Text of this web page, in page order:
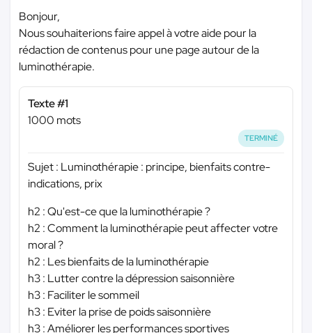
Bonjour,
Nous souhaiterions faire appel à votre aide pour la
rédaction de contenus pour une page autour de la
luminothérapie.
Texte #1
1000 mots
TERMINÉ
Sujet : Luminothérapie : principe, bienfaits contre-
indications, prix
h2 : Qu'est-ce que la luminothérapie ?
h2 : Comment la luminothérapie peut affecter votre
moral ?
h2 : Les bienfaits de la luminothérapie
h3 : Lutter contre la dépression saisonnière
h3 : Faciliter le sommeil
h3 : Eviter la prise de poids saisonnière
h3 : Améliorer les performances sportives